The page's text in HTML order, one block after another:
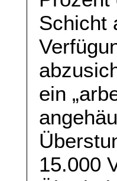
Schicht
ein
15.000